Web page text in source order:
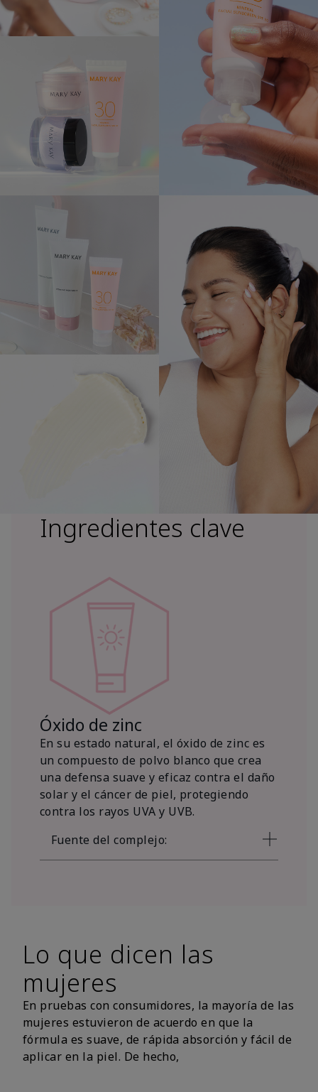
Ingredientes clave
Óxido de zinc
En su estado natural, el óxido de zinc es
un compuesto de polvo blanco que crea
una defensa suave y eficaz contra el daño
solar y el cáncer de piel, protegiendo
contra los rayos UVA y UVB.
Fuente del complejo:
Lo que dicen las
mujeres
En pruebas con consumidores, la mayoría de las
mujeres estuvieron de acuerdo en que la
fórmula es suave, de rápida absorción y fácil de
aplicar en la piel. De hecho,